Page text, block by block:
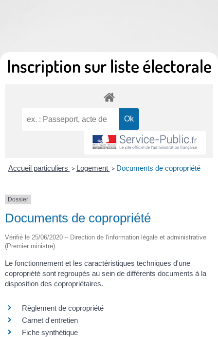
Inscription sur liste électorale
Accueil particuliers > Logement > Documents de copropriété
Dossier
Documents de copropriété
Vérifié le 25/06/2020 – Direction de l'information légale et administrative
(Premier ministre)
Le fonctionnement et les caractéristiques techniques d'une
copropriété sont regroupés au sein de différents documents à la
disposition des copropriétaires.
Règlement de copropriété
Carnet d'entretien
Fiche synthétique